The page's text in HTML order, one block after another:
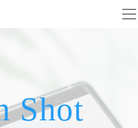
ン
Shot